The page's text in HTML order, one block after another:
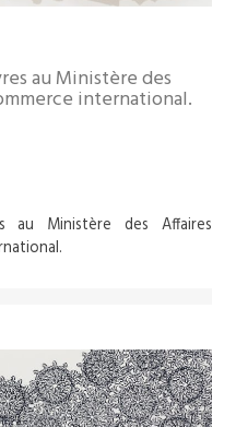
au Ministère des
international.
au Ministère des Affaires